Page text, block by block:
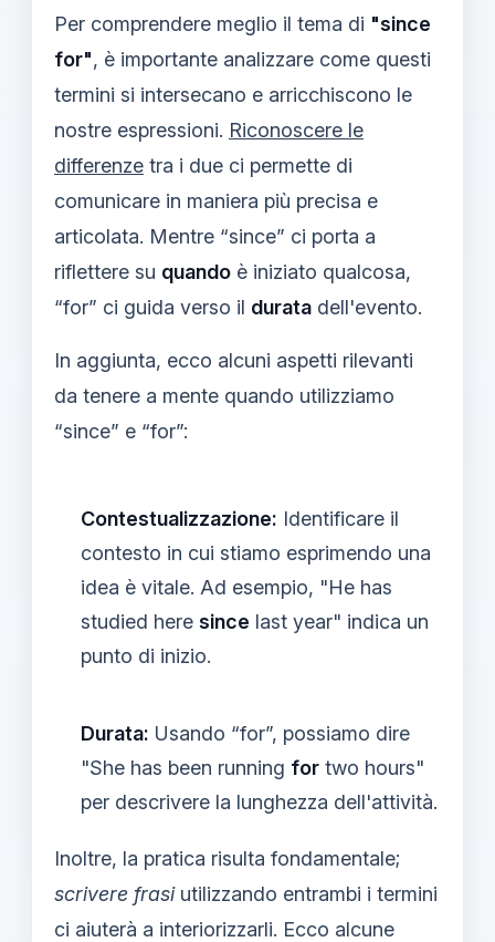
Per comprendere meglio il tema di "since
for", è importante analizzare come questi
termini si intersecano e arricchiscono le
nostre espressioni. Riconoscere le
differenze tra i due ci permette di
comunicare in maniera più precisa e
articolata. Mentre “since” ci porta a
riflettere su quando è iniziato qualcosa,
“for” ci guida verso il durata dell'evento.
In aggiunta, ecco alcuni aspetti rilevanti
da tenere a mente quando utilizziamo
“since” e “for”:
Contestualizzazione: Identificare il
contesto in cui stiamo esprimendo una
idea è vitale. Ad esempio, "He has
studied here since last year" indica un
punto di inizio.
Durata: Usando “for”, possiamo dire
"She has been running for two hours"
per descrivere la lunghezza dell'attività.
Inoltre, la pratica risulta fondamentale;
scrivere frasiutilizzando entrambi i termini
ci aiuterà a interiorizzarli. Ecco alcune